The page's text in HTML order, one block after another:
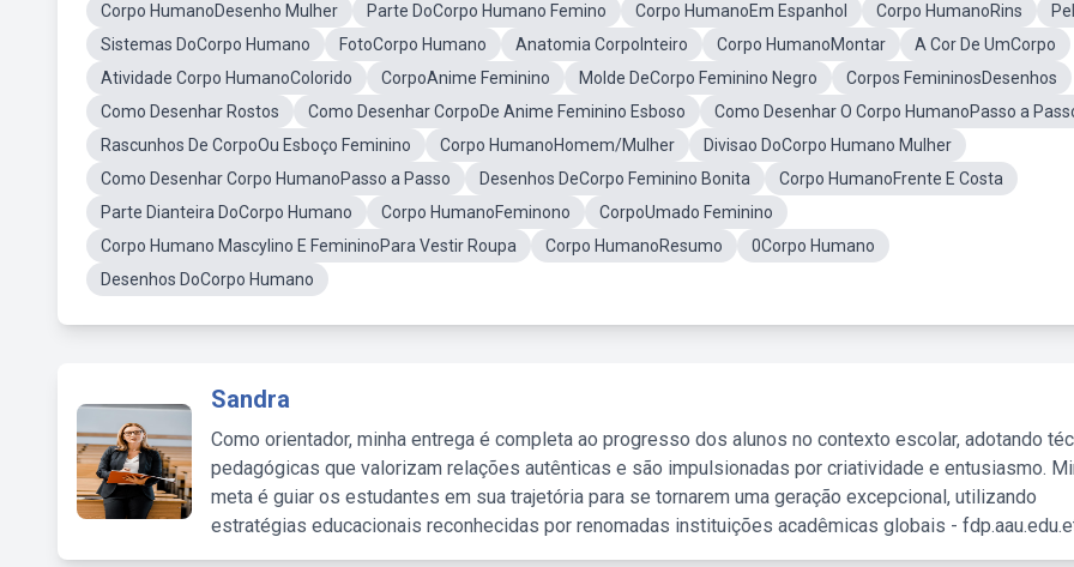
Corpo HumanoDesenho Mulher
Parte DoCorpo Humano Femino Corpo HumanoEm Espanhol Corpo HumanoRins
Sistemas DoCorpo Humano
FotoCorpo Humano Anatomia CorpoInteiro Corpo HumanoMontar
A Cor De UmCorpo
Atividade Corpo HumanoColorido
CorpoAnime Feminino Molde DeCorpo Feminino Negro
Corpos FemininosDesenhos
Como Desenhar Rostos
Como Desenhar CorpoDe Anime Feminino Esboso
Como Desenhar O Corpo HumanoPasso a
Rascunhos De CorpoOu Esboço Feminino
Corpo HumanoHomem/Mulher
Divisao DoCorpo Humano Mulher
Como Desenhar Corpo HumanoPasso a Passo
Desenhos DeCorpo Feminino Bonita
Corpo HumanoFrente E Costa
Parte Dianteira DoCorpo Humano
Corpo HumanoFeminono
CorpoUmado Feminino
Corpo Humano Mascylino E FemininoPara Vestir Roupa
Corpo HumanoResumo
0Corpo Humano
Desenhos DoCorpo Humano
Sandra
Como orientador, minha entrega é completa ao progresso dos alunos no contexto escolar, adotando
pedagógicas que valorizam relações autênticas e são impulsionadas por criatividade e entusiasmo.
meta é guiar os estudantes em sua trajetória para se tornarem uma geração excepcional, utilizando
estratégias educacionais reconhecidas por renomadas instituições acadêmicas globais -